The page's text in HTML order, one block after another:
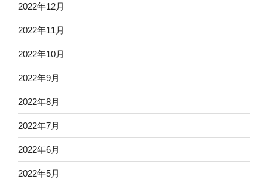
2022年12月
2022年11月
2022年10月
2022年9月
2022年8月
2022年7月
2022年6月
2022年5月